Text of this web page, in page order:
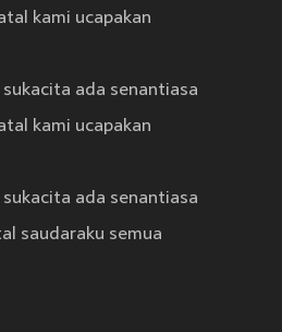
kami ucapakan
ada senantiasa
kami ucapakan
ada senantiasa
saudaraku semua